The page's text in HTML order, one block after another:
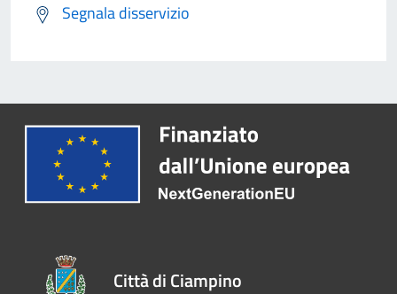
Segnala disservizio
Città di Ciampino